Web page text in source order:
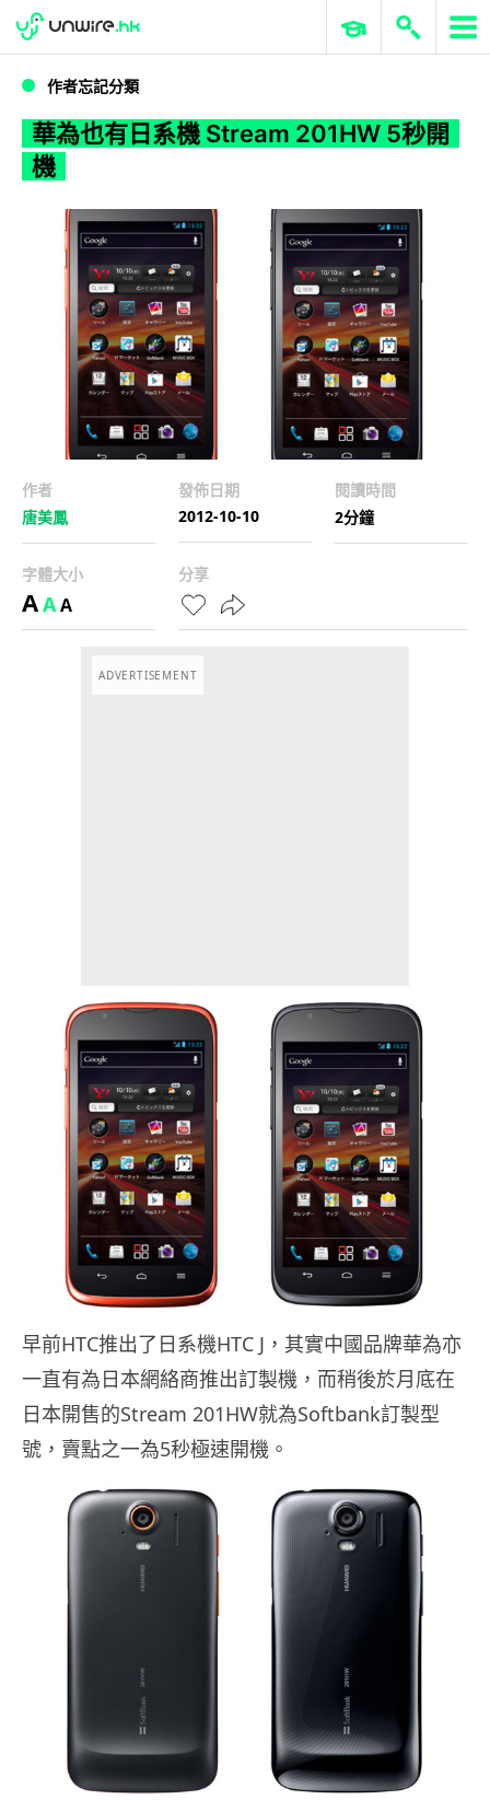
華為也有日系機 Stream 201HW 5秒開機
WWDC 2026 ERP 與商業 AI
作者忘記分類
華為也有日系機 Stream 201HW 5秒開
機
作者
唐美鳳
發佈日期
2012-10-10
閱讀時間
2分鐘
字體大小
AAA
分享
ADVERTISEMENT
早前HTC推出了日系機HTC J，其實中國品牌華為亦
一直有為日本網絡商推出訂製機，而稍後於月底在
日本開售的Stream 201HW就為Softbank訂製型
號，賣點之一為5秒極速開機。